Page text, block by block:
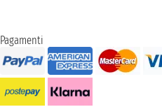
Pagamenti